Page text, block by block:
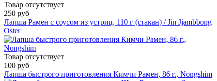
Товар отсутствует
250 руб
Лапша Рамен с соусом из устриц, 110 г (стакан) / Jin Jjambbong
Oster
Товар отсутствует
100 руб
Лапша быстрого приготовления Кимчи Рамен, 86 г., Nongshim